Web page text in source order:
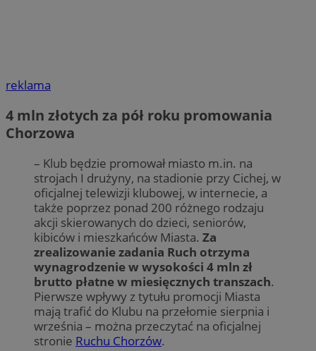
reklama
4 mln złotych za pół roku promowania
Chorzowa
– Klub będzie promował miasto m.in. na
strojach I drużyny, na stadionie przy Cichej, w
oficjalnej telewizji klubowej, w internecie, a
także poprzez ponad 200 różnego rodzaju
akcji skierowanych do dzieci, seniorów,
kibiców i mieszkańców Miasta. Za
zrealizowanie zadania Ruch otrzyma
wynagrodzenie w wysokości 4 mln zł
brutto płatne w miesięcznych transzach.
Pierwsze wpływy z tytułu promocji Miasta
mają trafić do Klubu na przełomie sierpnia i
września – można przeczytać na oficjalnej
stronie Ruchu Chorzów.